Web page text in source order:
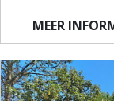
voor een
Als je logeert in
van de
MEER